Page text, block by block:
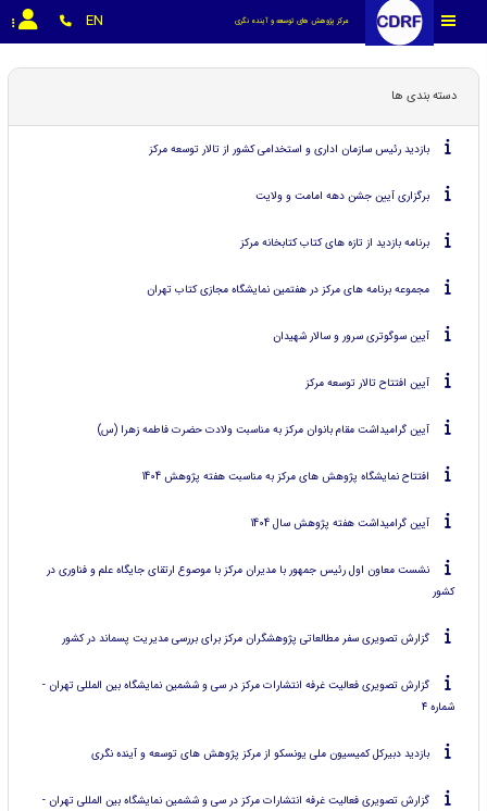
مرکز پژوهش های توسعه و آینده نگری EN
دسته بندی ها
بازدید رئیس سازمان اداری و استخدامی کشور از تالار توسعه مرکز
برگزاری آیین جشن دهه امامت و ولایت
برنامه بازدید از تازه های کتاب کتابخانه مرکز
مجموعه برنامه های مرکز در هفتمین نمایشگاه مجازی کتاب تهران
آیین سوگوتری سرور و سالار شهیدان
آیین افتتاح تالار توسعه مرکز
آیین گرامیداشت مقام بانوان مرکز به مناسبت ولادت حضرت فاطمه زهرا (س)
افتتاح نمایشگاه پژوهش های مرکز به مناسبت هفته پژوهش 1404
آیین گرامیداشت هفته پژوهش سال 1404
نشست معاون اول رئیس جمهور با مدیران مرکز با موصوع ارتقای جایگاه علم و فناوری در
کشور
گزارش تصویری سفر مطالعاتی پژوهشگران مرکز برای بررسی مدیریت پسماند در کشور
گزارش تصویری فعالیت غرفه انتشارات مرکز در سی و ششمین نمایشگاه بین المللی تهران -
شماره ۴
بازدید دبیرکل کمیسیون ملی یونسکو از مرکز پژوهش های توسعه و آینده نگری
گزارش تصویری فعالیت غرفه انتشارات مرکز در سی و ششمین نمایشگاه بین المللی تهران -